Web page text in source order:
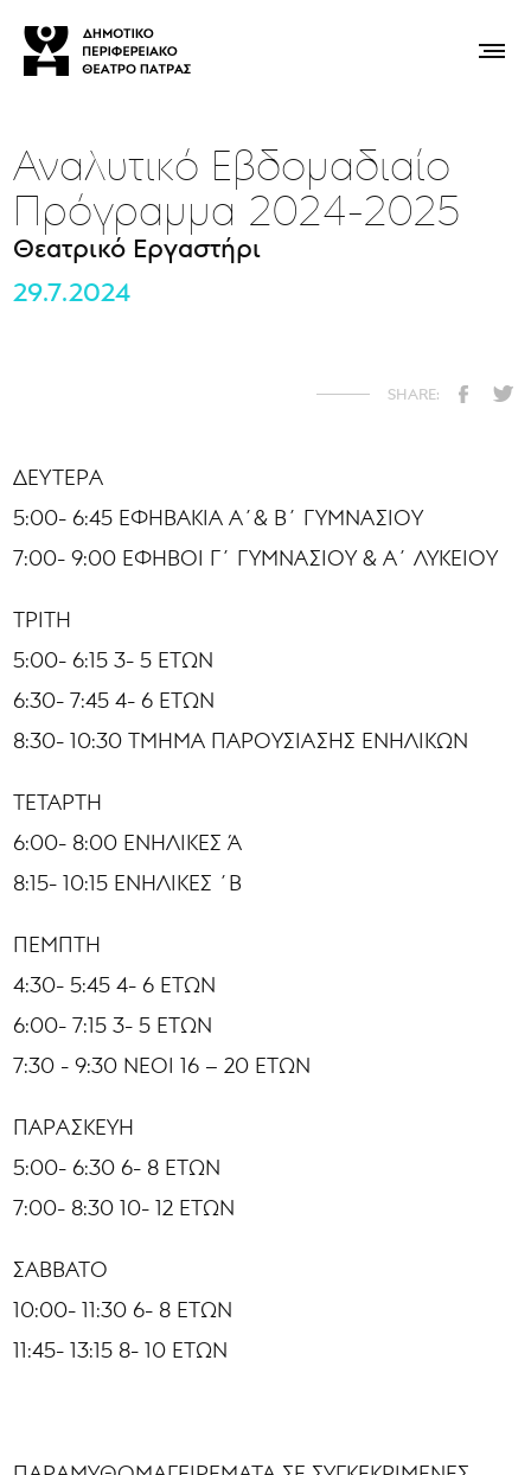
Αναλυτικό Εβδομαδιαίο
Πρόγραμμα 2024-2025
Θεατρικό Εργαστήρι
29.7.2024
ΔΕΥΤΕΡΑ
5:00- 6:45 ΕΦΗΒΑΚΙΑ Α΄& Β΄ ΓΥΜΝΑΣΙΟΥ
7:00- 9:00 ΕΦΗΒΟΙ Γ΄ ΓΥΜΝΑΣΙΟΥ & Α΄ ΛΥΚΕΙΟΥ
ΤΡΙΤΗ
5:00- 6:15 3- 5 ΕΤΩΝ
6:30- 7:45 4- 6 ΕΤΩΝ
8:30- 10:30 ΤΜΗΜΑ ΠΑΡΟΥΣΙΑΣΗΣ ΕΝΗΛΙΚΩΝ
ΤΕΤΑΡΤΗ
6:00- 8:00 ΕΝΗΛΙΚΕΣ Ά
8:15- 10:15 ΕΝΗΛΙΚΕΣ ΄Β
ΠΕΜΠΤΗ
4:30- 5:45 4- 6 ΕΤΩΝ
6:00- 7:15 3- 5 ΕΤΩΝ
7:30 - 9:30 ΝΕΟΙ 16 – 20 ΕΤΩΝ
ΠΑΡΑΣΚΕΥΗ
5:00- 6:30 6- 8 ΕΤΩΝ
7:00- 8:30 10- 12 ΕΤΩΝ
ΣΑΒΒΑΤΟ
10:00- 11:30 6- 8 ΕΤΩΝ
11:45- 13:15 8- 10 ΕΤΩΝ